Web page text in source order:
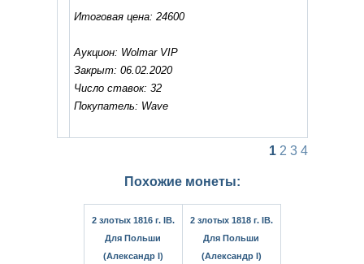
Итоговая цена: 24600
Аукцион: Wolmar VIP
Закрыт: 06.02.2020
Число ставок: 32
Покупатель: Wave
1 2 3 4
Похожие монеты:
2 злотых 1816 г. IB.
Для Польши
(Александр I)
2 злотых 1818 г. IB.
Для Польши
(Александр I)